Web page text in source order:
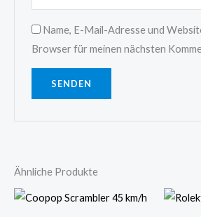
Name, E-Mail-Adresse und
Browser für meinen nächsten
Ähnliche Produkte